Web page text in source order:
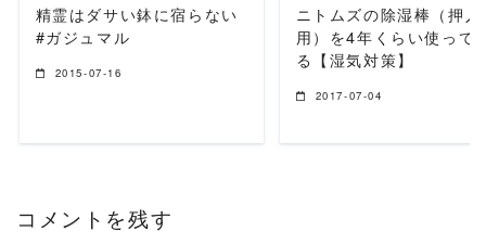
精霊はダサい鉢に宿らない
#ガジュマル
2015-07-16
ニトムズの除湿棒（押入
用）を4年くらい使って
る【湿気対策】
2017-07-04
コメントを残す